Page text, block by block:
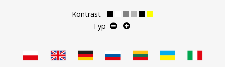
Kontrast
Typ